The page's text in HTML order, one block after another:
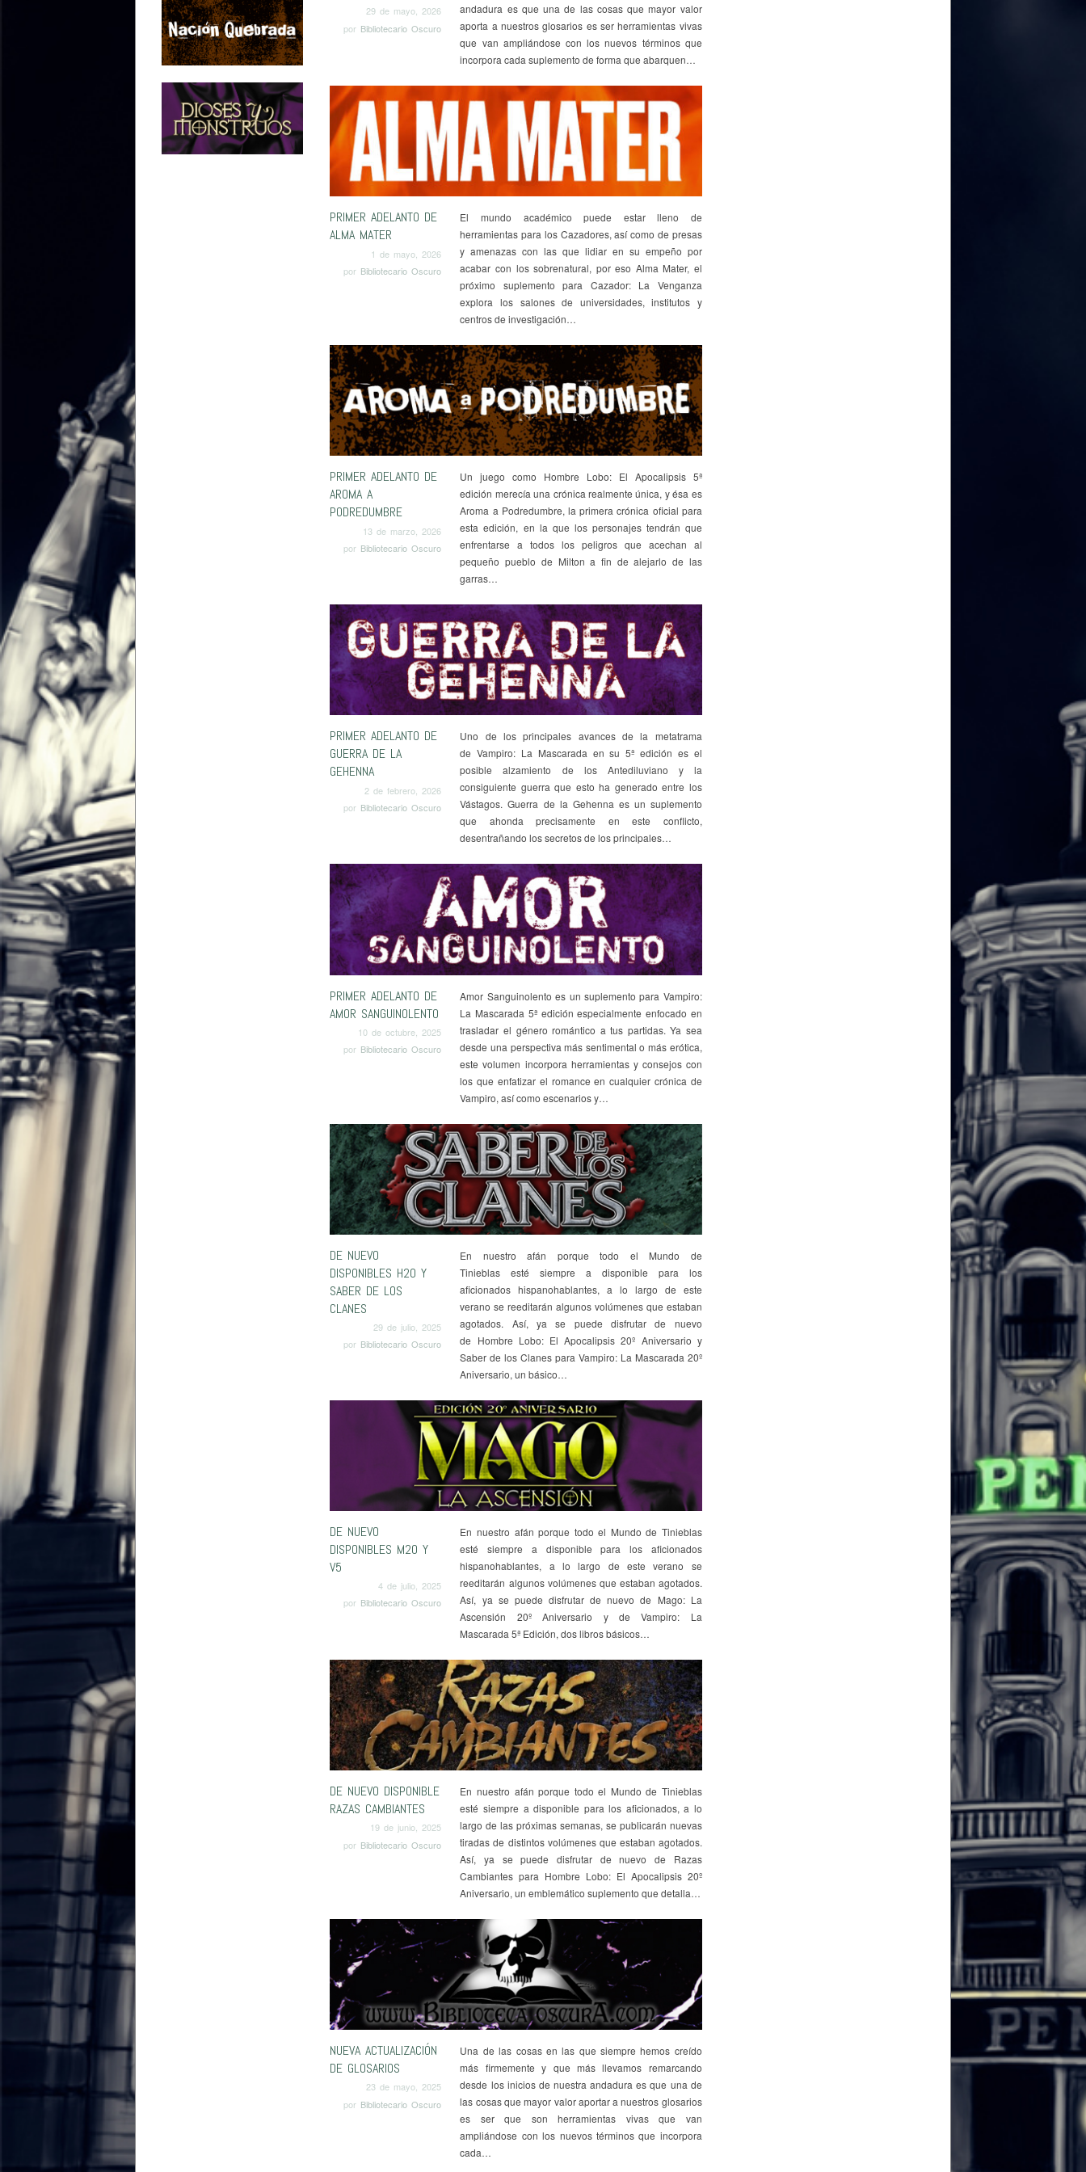
29 de mayo, 2026
por Bibliotecario Oscuro
andadura es que una de las cosas que mayor valor
aporta a nuestros glosarios es ser herramientas vivas
que van ampliándose con los nuevos términos que
incorpora cada suplemento de forma que abarquen…
PRIMER ADELANTO DE
ALMA MATER
1 de mayo, 2026
por Bibliotecario Oscuro
El mundo académico puede estar lleno de
herramientas para los Cazadores, así como de presas
y amenazas con las que lidiar en su empeño por
acabar con los sobrenatural, por eso Alma Mater, el
próximo suplemento para Cazador: La Venganza
explora los salones de universidades, institutos y
centros de investigación…
PRIMER ADELANTO DE
AROMA A
PODREDUMBRE
13 de marzo, 2026
por Bibliotecario Oscuro
Un juego como Hombre Lobo: El Apocalipsis 5ª
edición merecía una crónica realmente única, y ésa es
Aroma a Podredumbre, la primera crónica oficial para
esta edición, en la que los personajes tendrán que
enfrentarse a todos los peligros que acechan al
pequeño pueblo de Milton a fin de alejarlo de las
garras…
PRIMER ADELANTO DE
GUERRA DE LA
GEHENNA
2 de febrero, 2026
por Bibliotecario Oscuro
Uno de los principales avances de la metatrama
de Vampiro: La Mascarada en su 5ª edición es el
posible alzamiento de los Antediluviano y la
consiguiente guerra que esto ha generado entre los
Vástagos. Guerra de la Gehenna es un suplemento
que ahonda precisamente en este conflicto,
desentrañando los secretos de los principales…
PRIMER ADELANTO DE
AMOR SANGUINOLENTO
10 de octubre, 2025
por Bibliotecario Oscuro
Amor Sanguinolento es un suplemento para Vampiro:
La Mascarada 5ª edición especialmente enfocado en
trasladar el género romántico a tus partidas. Ya sea
desde una perspectiva más sentimental o más erótica,
este volumen incorpora herramientas y consejos con
los que enfatizar el romance en cualquier crónica de
Vampiro, así como escenarios y…
DE NUEVO
DISPONIBLES H20 Y
SABER DE LOS
CLANES
29 de julio, 2025
por Bibliotecario Oscuro
En nuestro afán porque todo el Mundo de
Tinieblas esté siempre a disponible para los
aficionados hispanohablantes, a lo largo de este
verano se reeditarán algunos volúmenes que estaban
agotados. Así, ya se puede disfrutar de nuevo
de Hombre Lobo: El Apocalipsis 20º Aniversario y
Saber de los Clanes para Vampiro: La Mascarada 20º
Aniversario, un básico…
DE NUEVO
DISPONIBLES M20 Y
V5
4 de julio, 2025
por Bibliotecario Oscuro
En nuestro afán porque todo el Mundo de Tinieblas
esté siempre a disponible para los aficionados
hispanohablantes, a lo largo de este verano se
reeditarán algunos volúmenes que estaban agotados.
Así, ya se puede disfrutar de nuevo de Mago: La
Ascensión 20º Aniversario y de Vampiro: La
Mascarada 5ª Edición, dos libros básicos…
DE NUEVO DISPONIBLE
RAZAS CAMBIANTES
19 de junio, 2025
por Bibliotecario Oscuro
En nuestro afán porque todo el Mundo de Tinieblas
esté siempre a disponible para los aficionados, a lo
largo de las próximas semanas, se publicarán nuevas
tiradas de distintos volúmenes que estaban agotados.
Así, ya se puede disfrutar de nuevo de Razas
Cambiantes para Hombre Lobo: El Apocalipsis 20º
Aniversario, un emblemático suplemento que detalla…
NUEVA ACTUALIZACIÓN
DE GLOSARIOS
23 de mayo, 2025
por Bibliotecario Oscuro
Una de las cosas en las que siempre hemos creído
más firmemente y que más llevamos remarcando
desde los inicios de nuestra andadura es que una de
las cosas que mayor valor aportar a nuestros glosarios
es ser que son herramientas vivas que van
ampliándose con los nuevos términos que incorpora
cada…